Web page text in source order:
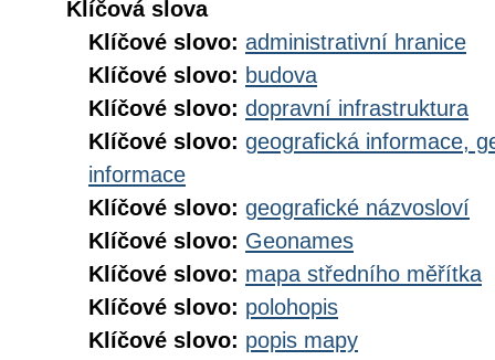
Klíčová slova
Klíčové slovo: administrativní hranice
Klíčové slovo: budova
Klíčové slovo: dopravní infrastruktura
Klíčové slovo: geografická informace,
informace
Klíčové slovo: geografické názvosloví
Klíčové slovo: Geonames
Klíčové slovo: mapa středního měřítka
Klíčové slovo: polohopis
Klíčové slovo: popis mapy